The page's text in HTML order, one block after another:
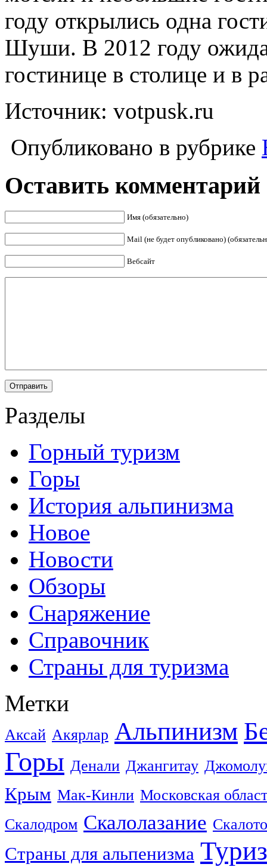
году открылись одна
Шуши. В 2012 году
гостинице в столице и в
Источник: votpusk.ru
Опубликовано в рубрике
Оставить комментарий
Имя (обязательно)
Mail (не будет опубликовано)
Вебсайт
Разделы
Горный туризм
Горы
История альпинизма
Новое
Новости
Обзоры
Снаряжение
Справочник
Страны для туризма
Метки
Аксай Акярлар Альпинизм
Горы Денали Джангитау
Крым Мак-Кинли Московская
Скалодром Скалолазание
Страны для альпенизма